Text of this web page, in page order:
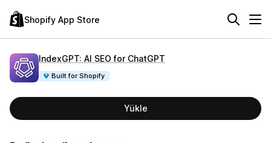
Shopify App Store
IndexGPT: AI SEO for ChatGPT
Built for Shopify
Yükle